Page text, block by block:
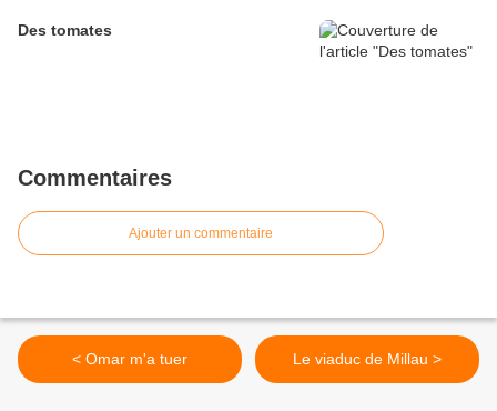
Des tomates
Commentaires
Ajouter un commentaire
< Omar m'a tuer Le viaduc de Millau >